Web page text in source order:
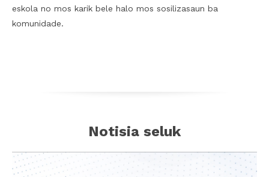
eskola no mos karik bele halo mos sosilizasaun ba
komunidade.
Notisia seluk